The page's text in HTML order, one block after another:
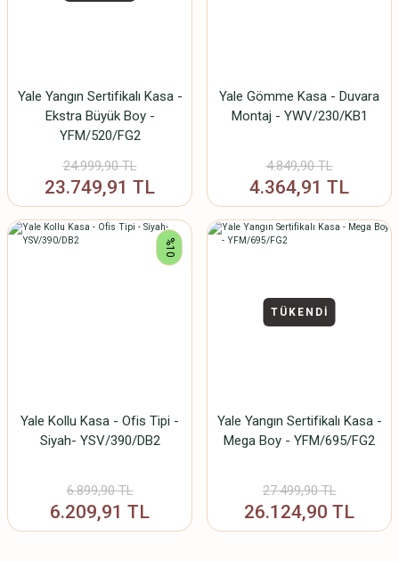
Yale Yangın Sertifikalı Kasa -
Ekstra Büyük Boy -
YFM/520/FG2
24.999,90 TL
23.749,91 TL
Yale Gömme Kasa - Duvara
Montaj - YWV/230/KB1
4.849,90 TL
4.364,91 TL
%10
Yale Kollu Kasa - Ofis Tipi -
Siyah- YSV/390/DB2
6.899,90 TL
6.209,91 TL
TÜKENDİ
Yale Yangın Sertifikalı Kasa -
Mega Boy - YFM/695/FG2
27.499,90 TL
26.124,90 TL